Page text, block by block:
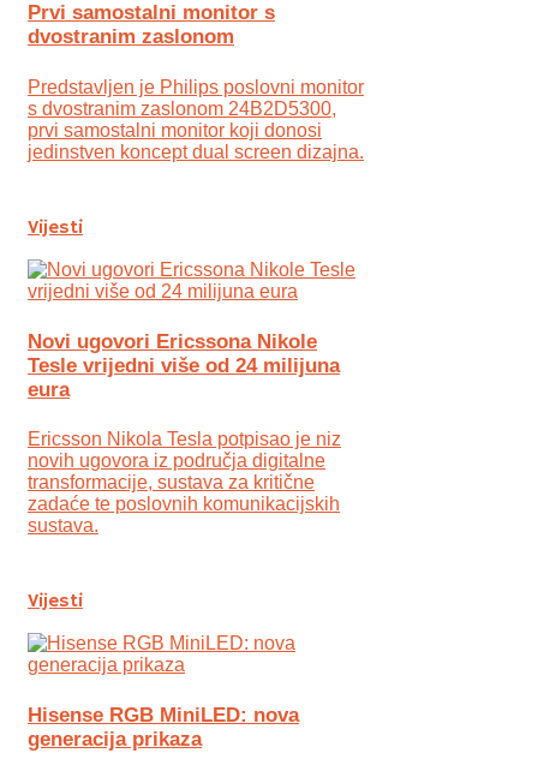
Prvi samostalni monitor s
dvostranim zaslonom
Predstavljen je Philips poslovni monitor
s dvostranim zaslonom 24B2D5300,
prvi samostalni monitor koji donosi
jedinstven koncept dual screen dizajna.
Vijesti
Novi ugovori Ericssona Nikole
Tesle vrijedni više od 24 milijuna
eura
Ericsson Nikola Tesla potpisao je niz
novih ugovora iz područja digitalne
transformacije, sustava za kritične
zadaće te poslovnih komunikacijskih
sustava.
Vijesti
Hisense RGB MiniLED: nova
generacija prikaza